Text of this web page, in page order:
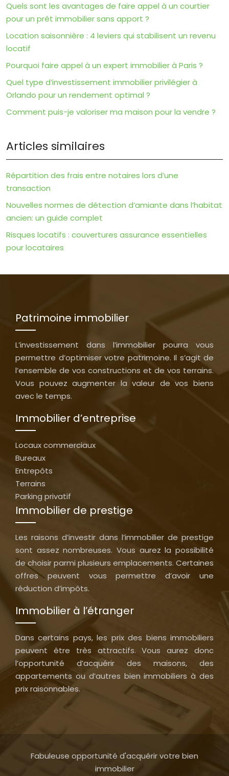
Quels sont les avantages de faire appel à un courtier
pour un prêt immobilier sans apport ?
Location saisonnière : 4 leviers qui stabilisent un revenu
locatif
Pourquoi faire appel à un expert immobilier à Paris ?
Quel type d’investissement immobilier privilégier à
Orlando pour un rendement optimal ?
Comment puis-je valoriser ma maison pour la vendre ?
Articles similaires
Répartition des frais entre notaires lors d’une
transaction
Nouvelles normes de détection d’amiante dans l’habitat
ancien: un guide complet
Risques locatifs : couvertures assurance essentielles
pour locataires
Patrimoine immobilier
L’investissement dans l’immobilier pourra vous
permettre d’optimiser votre patrimoine. Il s’agit de
l’ensemble de vos constructions et de vos terrains.
Vous pouvez augmenter la valeur de vos biens
avec le temps.
Immobilier d’entreprise
Locaux commerciaux
Bureaux
Entrepôts
Terrains
Parking privatif
Immobilier de prestige
Les raisons d’investir dans l’immobilier de prestige
sont assez nombreuses. Vous aurez la possibilité
de choisir parmi plusieurs emplacements. Certaines
offres peuvent vous permettre d’avoir une
réduction d’impôts.
Immobilier à l’étranger
Dans certains pays, les prix des biens immobiliers
peuvent être très attractifs. Vous aurez donc
l’opportunité d’acquérir des maisons, des
appartements ou d’autres bien immobiliers à des
prix raisonnables.
Fabuleuse opportunité d'acquérir votre bien
immobilier